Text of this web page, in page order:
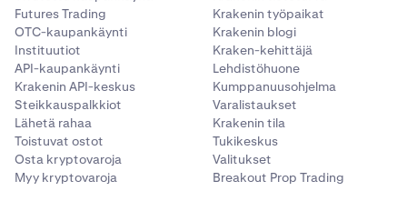
EURC EURC 0.00%
Global
Dollar
USDG 0.00%
Tether
Gold
XAUT 0.50%
FI_LTCUSD
LTC
LTCUSD_RTI
Ei saatavilla
Futures Trading
OTC-kaupankäynti
Instituutiot
API-kaupankäynti
Krakenin API-keskus
Steikkauspalkkiot
Lähetä rahaa
Toistuvat ostot
Osta kryptovaroja
Myy kryptovaroja
Krakenin työpaikat
Krakenin blogi
Kraken-kehittäjä
Lehdistöhuone
Kumppanuusohjelma
Varalistaukset
Krakenin tila
Tukikeskus
Valitukset
Breakout Prop Trading